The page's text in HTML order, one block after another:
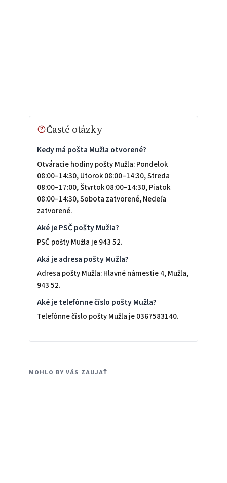
Časté otázky
Kedy má pošta Mužla otvorené?
Otváracie hodiny pošty Mužla: Pondelok
08:00–14:30, Utorok 08:00–14:30, Streda
08:00–17:00, Štvrtok 08:00–14:30, Piatok
08:00–14:30, Sobota zatvorené, Nedeľa
zatvorené.
Aké je PSČ pošty Mužla?
PSČ pošty Mužla je 943 52.
Aká je adresa pošty Mužla?
Adresa pošty Mužla: Hlavné námestie 4, Mužla,
943 52.
Aké je telefónne číslo pošty Mužla?
Telefónne číslo pošty Mužla je 0367583140.
MOHLO BY VÁS ZAUJAŤ